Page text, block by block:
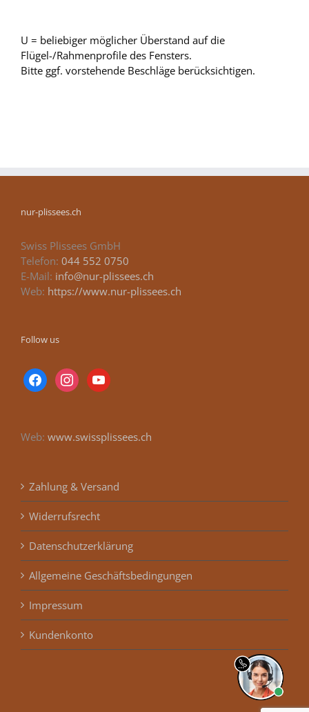
U = beliebiger möglicher Überstand auf die
Flügel-/Rahmenprofile des Fensters.
Bitte ggf. vorstehende Beschläge berücksichtigen.
nur-plissees.ch
Swiss Plissees GmbH
Telefon: 044 552 0750
E-Mail: info@nur-plissees.ch
Web: https://www.nur-plissees.ch
Follow us
facebookinstagramyoutube
Web: www.swissplissees.ch
Zahlung & Versand
Widerrufsrecht
Datenschutzerklärung
Allgemeine Geschäftsbedingungen
Impressum
Kundenkonto